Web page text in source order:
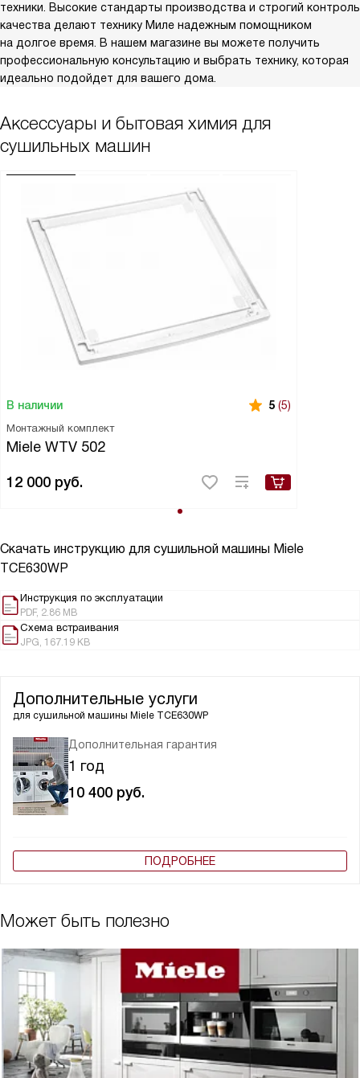
техники. Высокие стандарты производства и строгий контроль
качества делают технику Миле надежным помощником
на долгое время. В нашем магазине вы можете получить
профессиональную консультацию и выбрать технику, которая
идеально подойдет для вашего дома.
Аксессуары и бытовая химия для
сушильных машин
В наличии 5 (5)
Монтажный комплект
Miele WTV 502
12 000 руб.
Скачать инструкцию для сушильной машины Miele
TCE630WP
Инструкция по эксплуатации
PDF, 2.86 MB
Схема встраивания
JPG, 167.19 KB
Дополнительные услуги
для сушильной машины Miele TCE630WP
Дополнительная гарантия
1 год
10 400 руб.
ПОДРОБНЕЕ
Может быть полезно